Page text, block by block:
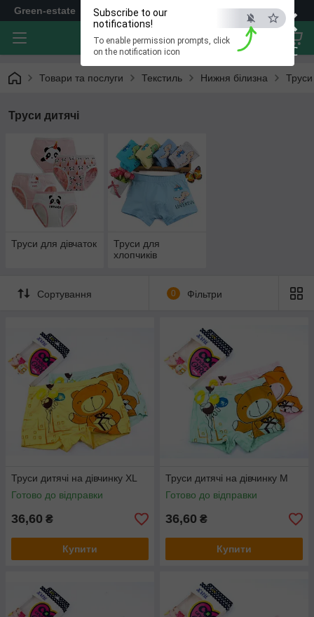
×
ESC
Subscribe to our
notifications!
To enable permission prompts, click
on the notification icon
Green-estate
Товари та послуги Текстиль Нижня білизна Труси
Труси дитячі
Труси для дівчаток
Труси для
хлопчиків
Сортування 0 Фільтри
Труси дитячі на дівчинку XL
Готово до відправки
36,60 ₴
Купити
Труси дитячі на дівчинку М
Готово до відправки
36,60 ₴
Купити